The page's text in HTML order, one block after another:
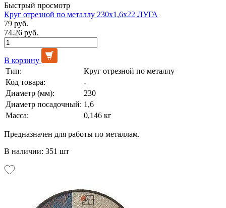
Быстрый просмотр
Круг отрезной по металлу 230х1,6х22 ЛУГА
79 руб.
74.26 руб.
В корзину
Тип:
Круг отрезной по металлу
Код товара:
-
Диаметр (мм):
230
Диаметр посадочный: 1,6
Масса:
0,146 кг
Предназначен для работы по металлам.
В наличии: 351 шт